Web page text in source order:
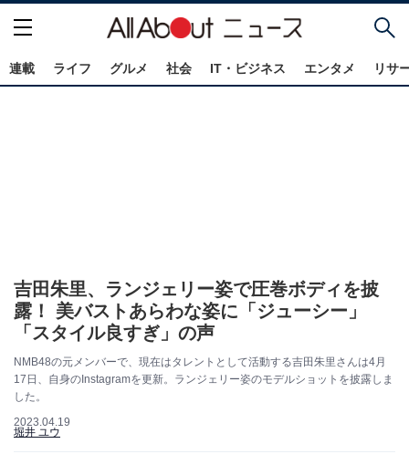
連載 ライフ グルメ 社会 IT・ビジネス エンタメ リサ
吉田朱里、ランジェリー姿で圧巻ボディを披
露！ 美バストあらわな姿に「ジューシー」
「スタイル良すぎ」の声
NMB48の元メンバーで、現在はタレントとして活動する吉田朱里さんは4月
17日、自身のInstagramを更新。ランジェリー姿のモデルショットを披露しま
した。
2023.04.19
堀井 ユウ